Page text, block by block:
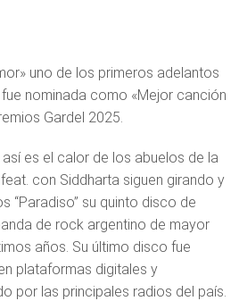
uno de los primeros adelantos
nominada como «Mejor canción
Gardel 2025.
es el calor de los abuelos de la
con Siddharta siguen girando y
“Paradiso” su quinto disco de
de rock argentino de mayor
años. Su último disco fue
plataformas digitales y
por las principales radios del país.